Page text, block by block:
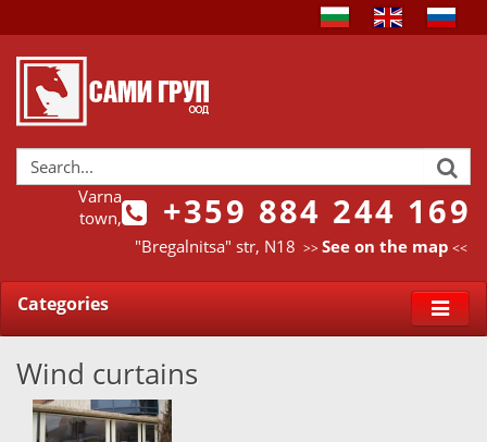
+359 884 244 169
Varna
town,
"Bregalnitsa" str, N18 >>See on the map <<
Categories
Wind curtains